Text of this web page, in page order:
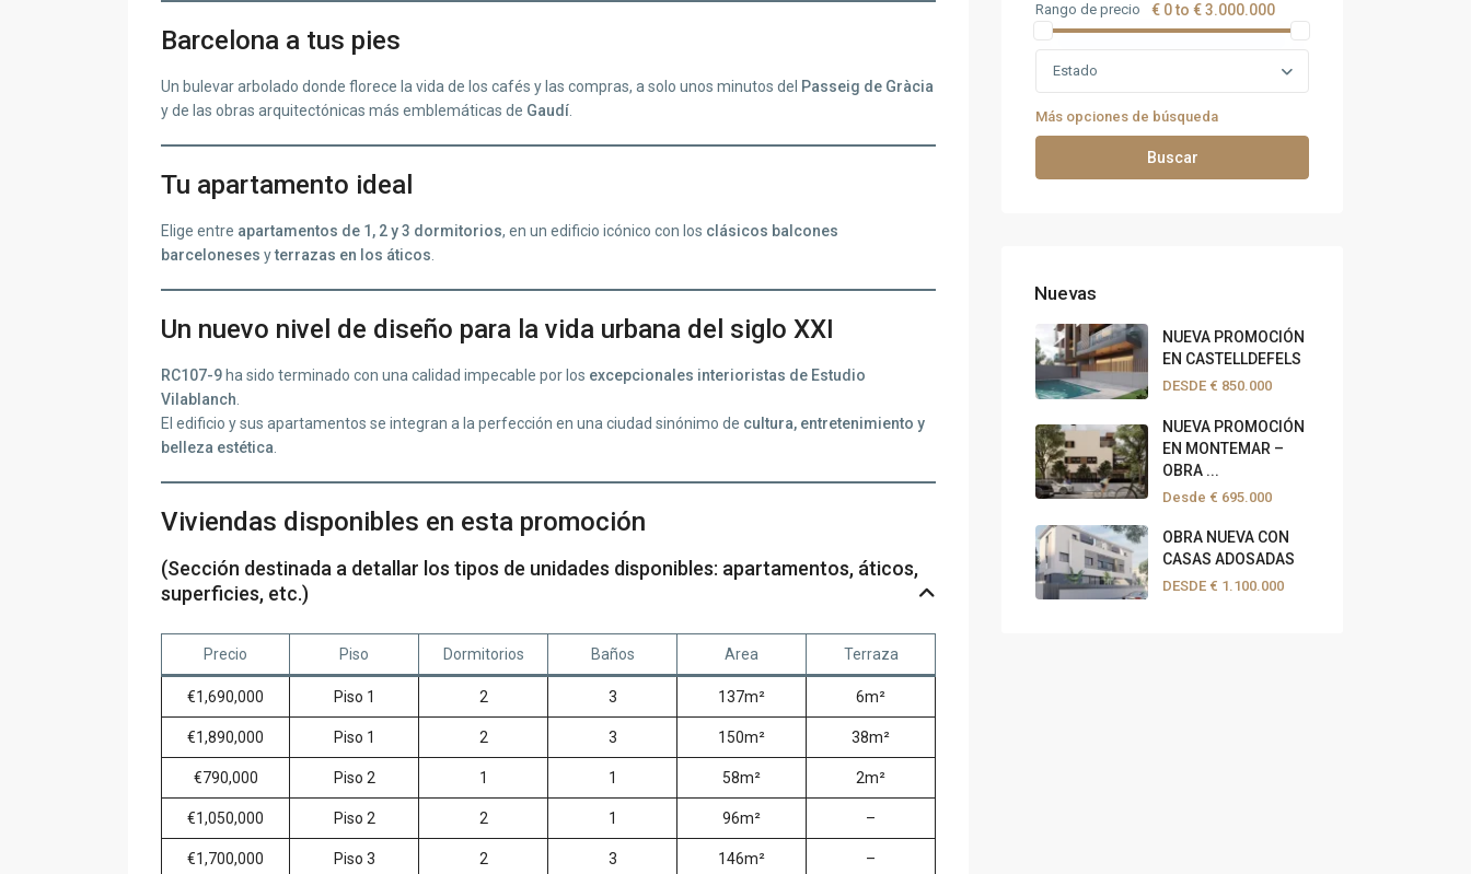
Barcelona a tus pies
Un bulevar arbolado donde florece la vida de los cafés y las compras, a solo unos minutos del Passeig de Gràcia
y de las obras arquitectónicas más emblemáticas de Gaudí
Tu apartamento ideal
Elige entre apartamentos de 1, 2 y 3 dormitorios, en un edificio icónico con los clásicos balcones
barceloneses yterrazas en los áticos
Un nuevo nivel de diseño para la vida urbana del siglo XXI
RC107-9 ha sido terminado con una calidad impecable por los excepcionales interioristas de Estudio
Vilablanch
El edificio y sus apartamentos se integran a la perfección en una ciudad sinónimo de cultura, entretenimiento y
belleza estética
Viviendas disponibles en esta promoción
(Sección destinada a detallar los tipos de unidades disponibles: apartamentos, áticos,
superficies, etc.)
Precio Piso Dormitorios Baños Area Terraza
€1,690,000 Piso 1 2 3 137m² 6m²
€1,890,000 Piso 1 2 3 150m² 38m²
€790,000 Piso 2 1 1 58m² 2m²
€1,050,000 Piso 2 2 1 96m² –
€1,700,000 Piso 3 2 3 146m² –
Rango de precio € 0 to € 3.000.000
Estado
Más opciones de búsqueda
Buscar
Nuevas
NUEVA PROMOCIÓN
EN CASTELLDEFELS
DESDE€ 850.000
NUEVA PROMOCIÓN
EN MONTEMAR –
OBRA ...
Desde € 695.000
OBRA NUEVA CON
CASAS ADOSADAS
DESDE€ 1.100.000